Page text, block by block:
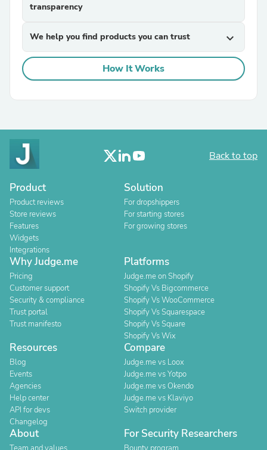
transparency
We help you find products you can trust expand_more
How It Works
Back to top
Product
Product reviews
Store reviews
Features
Widgets
Integrations
Solution
For dropshippers
For starting stores
For growing stores
Why Judge.me
Pricing
Customer support
Security & compliance
Trust portal
Trust manifesto
Platforms
Judge.me on Shopify
Shopify Vs Bigcommerce
Shopify Vs WooCommerce
Shopify Vs Squarespace
Shopify Vs Square
Shopify Vs Wix
Resources
Blog
Events
Agencies
Help center
API for devs
Changelog
Compare
Judge.me vs Loox
Judge.me vs Yotpo
Judge.me vs Okendo
Judge.me vs Klaviyo
Switch provider
About For Security Researchers